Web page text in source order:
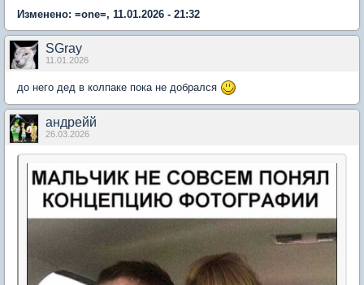
Изменено: =one=, 11.01.2026 - 21:32
SGray
11.01.2026
до него дед в колпаке пока не добрался
андрейй
26.03.2026